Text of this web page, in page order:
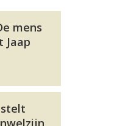
mens
Jaap
stelt